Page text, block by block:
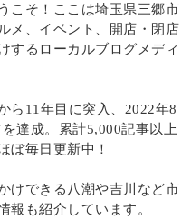
こそ！ここは埼玉県三郷市
メ、イベント、開店・閉店
するローカルブログメディ
ら11年目に突入、2022年8
達成。累計5,000記事以上
ぼ毎日更新中！
けできる八潮や吉川など市
報も紹介しています。